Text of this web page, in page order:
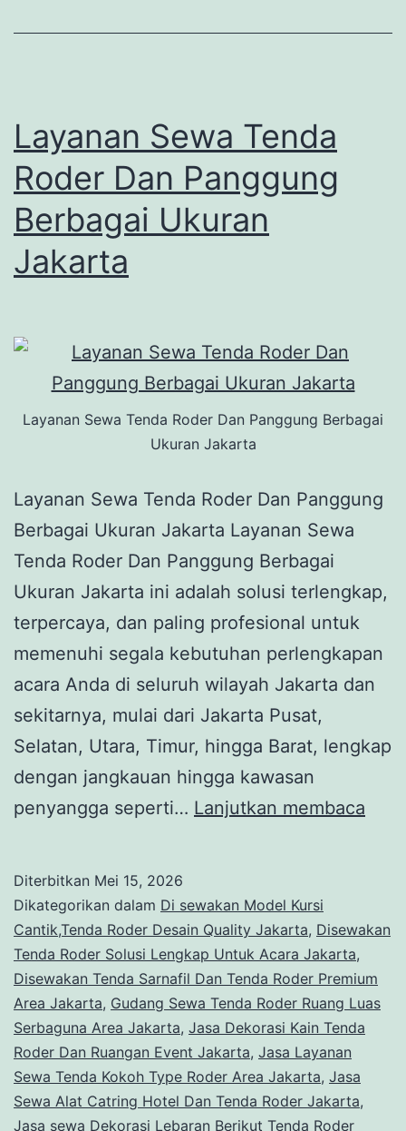
Layanan Sewa Tenda
Roder Dan Panggung
Berbagai Ukuran
Jakarta
Layanan Sewa Tenda Roder Dan Panggung Berbagai
Ukuran Jakarta
Layanan Sewa Tenda Roder Dan Panggung
Berbagai Ukuran Jakarta Layanan Sewa
Tenda Roder Dan Panggung Berbagai
Ukuran Jakarta ini adalah solusi terlengkap,
terpercaya, dan paling profesional untuk
memenuhi segala kebutuhan perlengkapan
acara Anda di seluruh wilayah Jakarta dan
sekitarnya, mulai dari Jakarta Pusat,
Selatan, Utara, Timur, hingga Barat, lengkap
dengan jangkauan hingga kawasan
penyangga seperti… Lanjutkan membaca
Dan
Diterbitkan Mei 15, 2026
Dikategorikan dalam Di sewakan Model Kursi
Cantik,Tenda Roder Desain Quality Jakarta, Disewakan
Tenda Roder Solusi Lengkap Untuk Acara Jakarta,
Disewakan Tenda Sarnafil Dan Tenda Roder Premium
Area Jakarta, Gudang Sewa Tenda Roder Ruang Luas
Serbaguna Area Jakarta, Jasa Dekorasi Kain Tenda
Roder Dan Ruangan Event Jakarta, Jasa Layanan
Sewa Tenda Kokoh Type Roder Area Jakarta, Jasa
Sewa Alat Catring Hotel Dan Tenda Roder Jakarta,
Jasa sewa Dekorasi Lebaran Berikut Tenda Roder